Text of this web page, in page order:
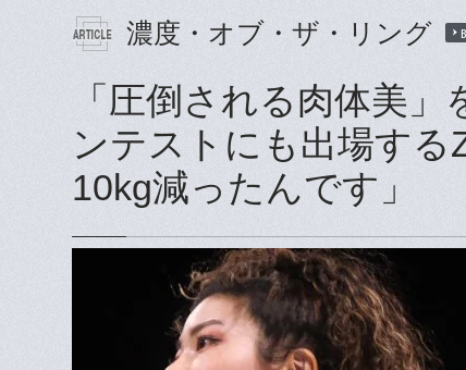
濃度・オブ・ザ・リング
「圧倒される肉体美
ンテストにも出場する
10kg減ったんです」